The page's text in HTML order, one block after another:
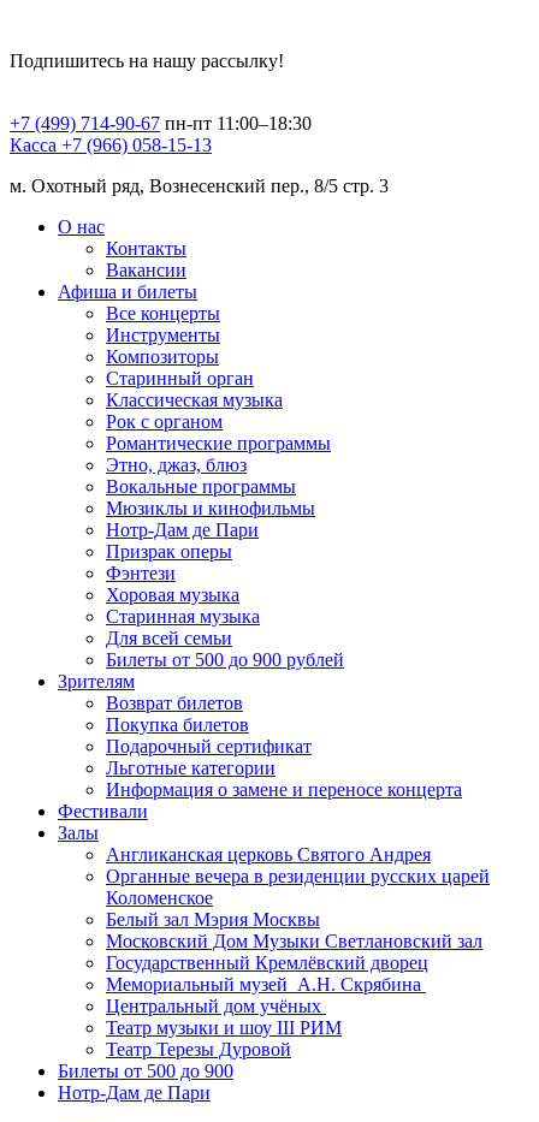
Подпишитесь на нашу рассылку!
+7 (499) 714-90-67 пн-пт 11:00–18:30
Касса +7 (966) 058-15-13
м. Охотный ряд, Вознесенский пер., 8/5 стр. 3
О нас
Контакты
Вакансии
Афиша и билеты
Все концерты
Инструменты
Композиторы
Старинный орган
Классическая музыка
Рок с органом
Романтические программы
Этно, джаз, блюз
Вокальные программы
Мюзиклы и кинофильмы
Нотр-Дам де Пари
Призрак оперы
Фэнтези
Хоровая музыка
Старинная музыка
Для всей семьи
Билеты от 500 до 900 рублей
Зрителям
Возврат билетов
Покупка билетов
Подарочный сертификат
Льготные категории
Информация о замене и переносе концерта
Фестивали
Залы
Англиканская церковь Святого Андрея
Органные вечера в резиденции русских царей
Коломенское
Белый зал Мэрия Москвы
Московский Дом Музыки Светлановский зал
Государственный Кремлёвский дворец
Мемориальный музей А.Н. Скрябина
Центральный дом учёных
Театр музыки и шоу III РИМ
Театр Терезы Дуровой
Билеты от 500 до 900
Нотр-Дам де Пари